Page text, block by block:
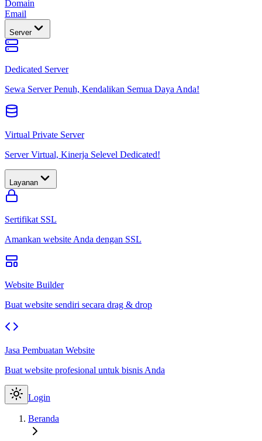
Domain
Email
Server
Dedicated Server
Sewa Server Penuh, Kendalikan Semua Daya Anda!
Virtual Private Server
Server Virtual, Kinerja Selevel Dedicated!
Layanan
Sertifikat SSL
Amankan website Anda dengan SSL
Website Builder
Buat website sendiri secara drag & drop
Jasa Pembuatan Website
Buat website profesional untuk bisnis Anda
Login
Beranda